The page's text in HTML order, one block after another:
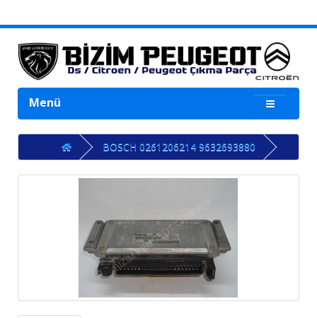
Menü
BOSCH 0261206214 9632693880